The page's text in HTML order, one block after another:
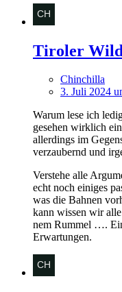
Tiroler
Chinchilla
3. Juli 2024
Warum lese ich
gesehen wirklich
allerdings im
verzaubernd und
Verstehe alle
echt noch einiges
was die Bahnen
kann wissen wir
nem Rummel ….
Erwartungen.